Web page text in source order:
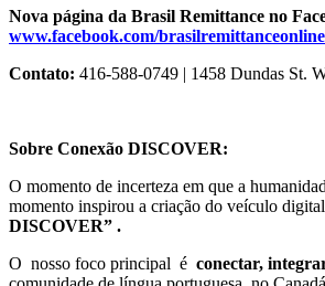
Nova página da Brasil Remittance no
www.facebook.com/brasilremittanceonline
Contato: 416-588-0749 | 1458 Dundas St.
Sobre Conexão DISCOVER:
O momento de incerteza em que a
momento inspirou a criação do veículo
DISCOVER” .
O nosso foco principal é conectar,